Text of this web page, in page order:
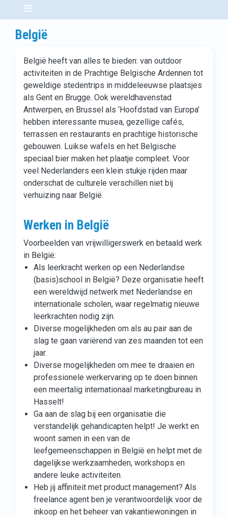
België
België heeft van alles te bieden: van outdoor
activiteiten in de Prachtige Belgische Ardennen tot
geweldige stedentrips in middeleeuwse plaatsjes
als Gent en Brugge. Ook wereldhavenstad
Antwerpen, en Brussel als ‘Hoofdstad van Europa’
hebben interessante musea, gezellige cafés,
terrassen en restaurants en prachtige historische
gebouwen. Luikse wafels en het Belgische
speciaal bier maken het plaatje compleet. Voor
veel Nederlanders een klein stukje rijden maar
onderschat de culturele verschillen niet bij
verhuizing naar België.
Werken in België
Voorbeelden van vrijwilligerswerk en betaald werk
in België:
Als leerkracht werken op een Nederlandse
(basis)school in België? Deze organisatie heeft
een wereldwijd netwerk met Nederlandse en
internationale scholen, waar regelmatig nieuwe
leerkrachten nodig zijn.
Diverse mogelijkheden om als au pair aan de
slag te gaan variërend van zes maanden tot een
jaar.
Diverse mogelijkheden om mee te draaien en
professionele werkervaring op te doen binnen
een meertalig internationaal marketingbureau in
Hasselt!
Ga aan de slag bij een organisatie die
verstandelijk gehandicapten helpt! Je werkt en
woont samen in een van de
leefgemeenschappen in België en helpt met de
dagelijkse werkzaamheden, workshops en
andere leuke activiteiten.
Heb jij affiniteit met product management? Als
freelance agent ben je verantwoordelijk voor de
inkoop en het beheer van vakantiewoningen in